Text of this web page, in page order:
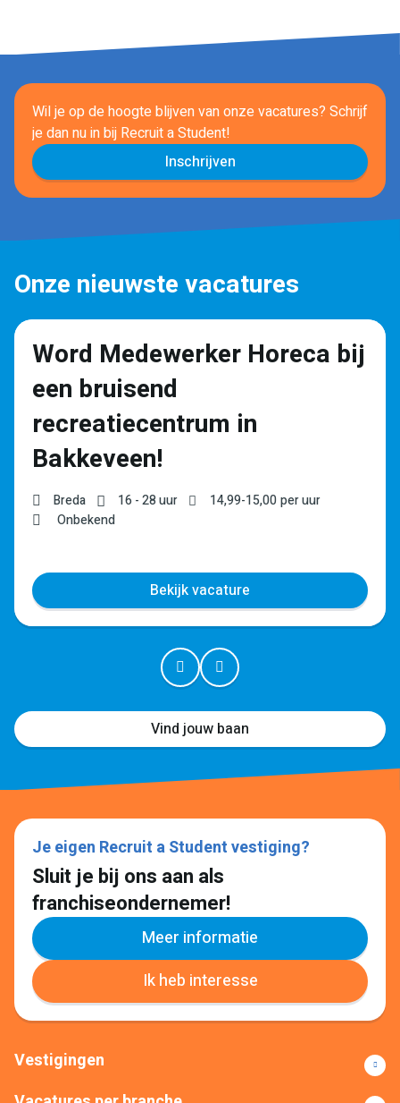
Wil je op de hoogte blijven van onze vacatures? Schrijf
je dan nu inbij Recruit a Student!
Inschrijven
Onze nieuwste vacatures
Word Medewerker Horeca bij
een bruisend
recreatiecentrum in
Bakkeveen!
Breda 16 - 28 uur 14,99-15,00per uur
Onbekend
Bekijk vacature
Vind jouw baan
Je eigen Recruit a Student vestiging?
Sluit je bij ons aan als
franchiseondernemer!
Meer informatie
Ik heb interesse
Vestigingen